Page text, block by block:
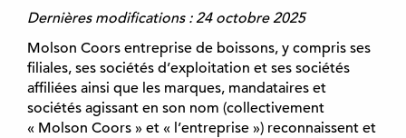
Dernières modifications : 24 octobre 2025
Molson Coors entreprise de boissons, y compris ses
filiales, ses sociétés d’exploitation et ses sociétés
affiliées ainsi que les marques, mandataires et
sociétés agissant en son nom (collectivement
« Molson Coors » et « l’entreprise ») reconnaissent et